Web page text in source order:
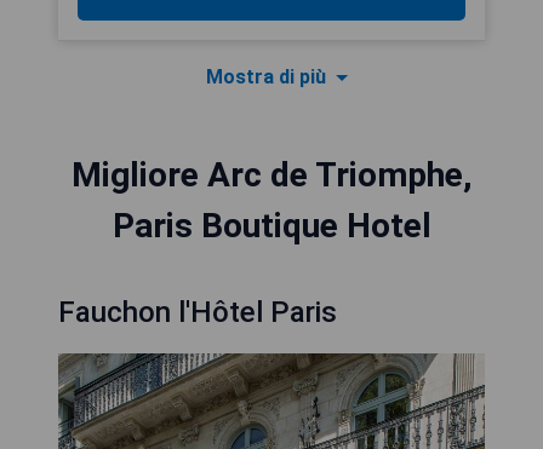
Mostra di più
Migliore Arc de Triomphe,
Paris Boutique Hotel
Fauchon l'Hôtel Paris